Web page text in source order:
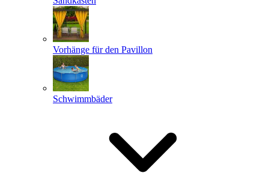
Vorhänge für den Pavillon
Schwimmbäder